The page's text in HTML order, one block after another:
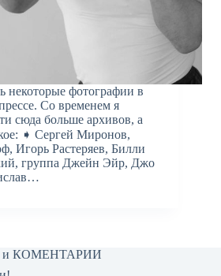
некоторые фотографии в
Со временем я
сюда больше архивов, а
➧ Сергей Миронов,
Игорь Растеряев, Билли
группа Джейн Эйр, Джо
КОМЕНТАРИИ